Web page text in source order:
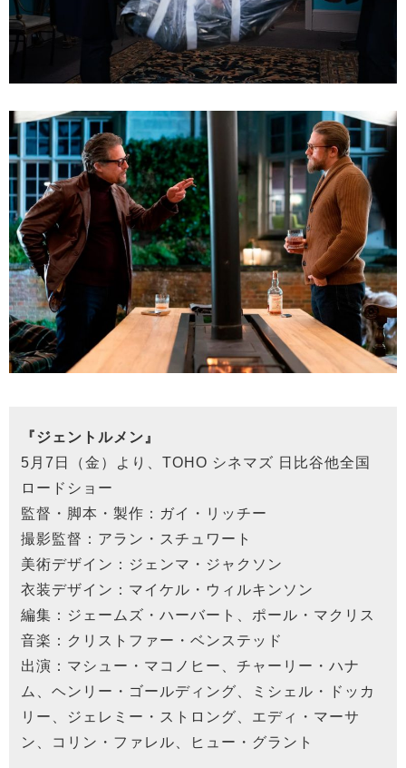
『ジェントルメン』
5月7日（金）より、TOHO シネマズ 日比谷他全国
ロードショー
監督・脚本・製作：ガイ・リッチー
撮影監督：アラン・スチュワート
美術デザイン：ジェンマ・ジャクソン
衣装デザイン：マイケル・ウィルキンソン
編集：ジェームズ・ハーバート、ポール・マクリス
音楽：クリストファー・ベンステッド
出演：マシュー・マコノヒー、チャーリー・ハナ
ム、ヘンリー・ゴールディング、ミシェル・ドッカ
リー、ジェレミー・ストロング、エディ・マーサ
ン、コリン・ファレル、ヒュー・グラント